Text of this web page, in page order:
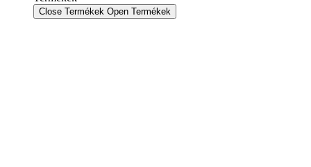
Close Termékek Open Termékek